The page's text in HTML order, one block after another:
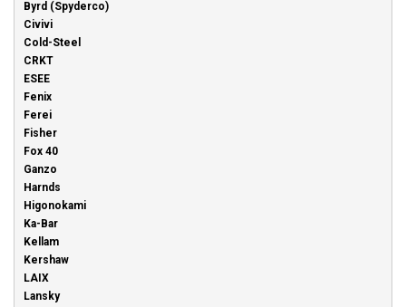
Byrd (Spyderco)
Civivi
Cold-Steel
CRKT
ESEE
Fenix
Ferei
Fisher
Fox 40
Ganzo
Harnds
Higonokami
Ka-Bar
Kellam
Kershaw
LAIX
Lansky